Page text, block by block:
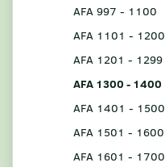
AFA 997 - 1100
AFA 1101 - 1200
AFA 1201 - 1299
AFA 1300 - 1400
AFA 1401 - 1500
AFA 1501 - 1600
AFA 1601 - 1700